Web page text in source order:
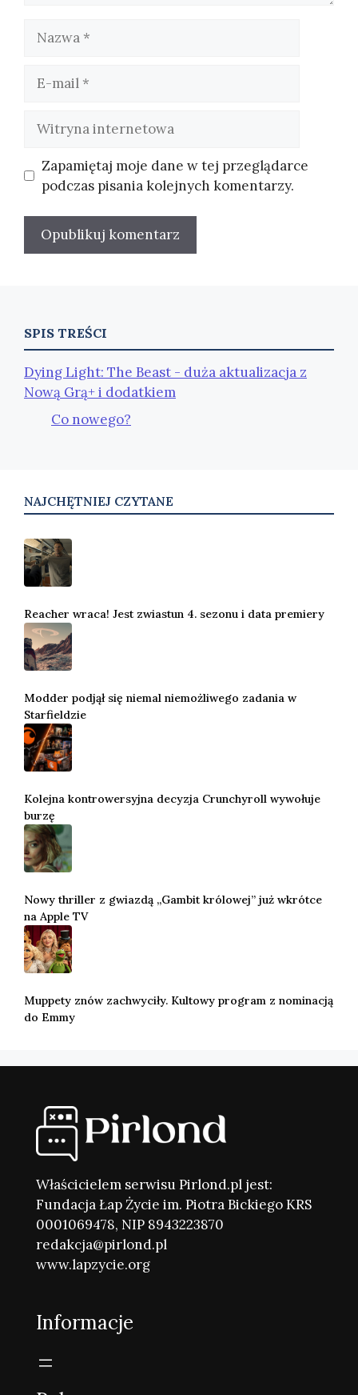
mail
internetowa
Zapamiętaj moje dane w tej przeglądarce
podczas pisania kolejnych komentarzy.
SPIS TREŚCI
Dying Light: The Beast - duża aktualizacja z
Nową Grą+ i dodatkiem
Co nowego?
NAJCHĘTNIEJ CZYTANE
Reacher wraca! Jest zwiastun 4. sezonu i data premiery
Modder podjął się niemal niemożliwego zadania w
Starfieldzie
Kolejna kontrowersyjna decyzja Crunchyroll wywołuje
burzę
Nowy thriller z gwiazdą „Gambit królowej” już wkrótce
na Apple TV
Muppety znów zachwyciły. Kultowy program z nominacją
do Emmy
Właścicielem serwisu Pirlond.pl jest:
Fundacja Łap Życie im. Piotra Bickiego KRS
0001069478, NIP 8943223870
redakcja@pirlond.pl
www.lapzycie.org
Informacje